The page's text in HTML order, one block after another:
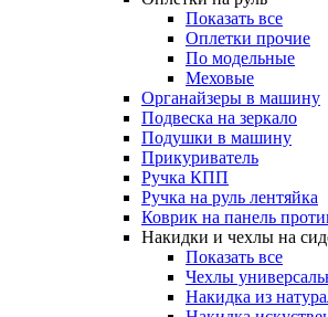
Показать все
Оплетки прочиe
По модельные
Меховые
Органайзеры в машину
Подвеска на зеркало
Подушки в машину
Прикуриватель
Ручка КПП
Ручка на руль лентяйка
Коврик на панель
Накидки и чехлы на
Показать все
Чехлы
Накидка из